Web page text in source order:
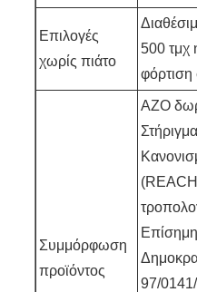
Επιλογές
χωρίς πιάτο
500 τμχ
φόρτιση
Συμμόρφωση
προϊόντος
AZO
97/